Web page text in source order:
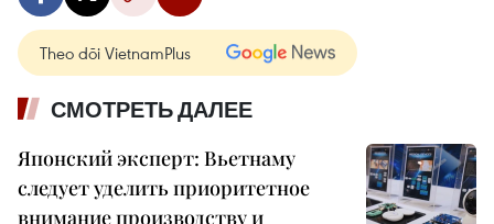
Theo dõi VietnamPlus
СМОТРЕТЬ ДАЛЕЕ
Японский эксперт: Вьетнаму
следует уделить приоритетное
внимание производству и